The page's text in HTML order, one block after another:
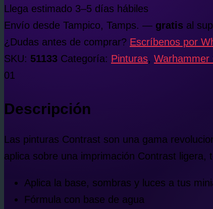
Llega estimado 3–5 días hábiles
Envío desde Tampico, Tamps. — gratis al
¿Dudas antes de comprar? Escríbenos por
SKU: 51133 Categoría: Pinturas, Warhammer
01
Descripción
Las pinturas Contrast son una gama
aplica sobre una imprimación Contrast
Aplica la base, sombras y luces a tus
Fórmula con base de agua